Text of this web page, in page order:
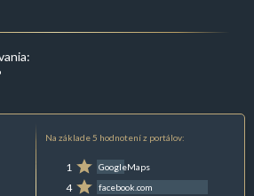
Na základe 5 hodnotení z portálov:
1 GoogleMaps
4 facebook.com